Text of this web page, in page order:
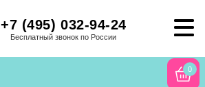
+7 (495) 032-94-24
Бесплатный звонок по России
0